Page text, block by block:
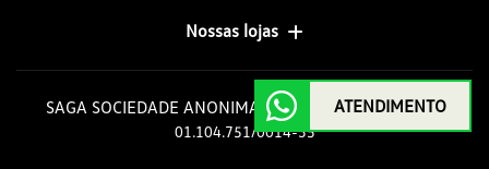
Nossas lojas
SAGA SOCIEDADE ANONIMA GOIAS DE AUTOMOVEIS
01.104.751/0014-35
ATENDIMENTO